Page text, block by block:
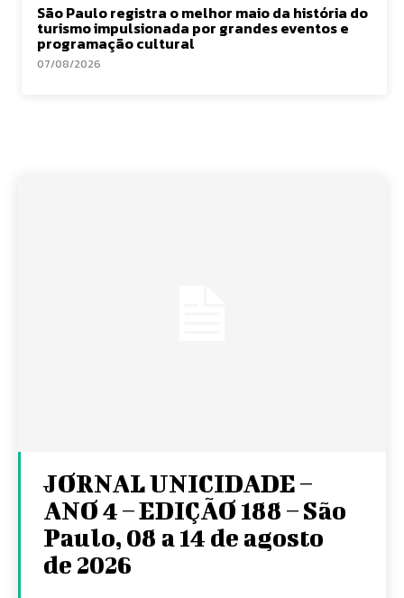
São Paulo registra o melhor maio da história do
turismo impulsionada por grandes eventos e
programação cultural
07/08/2026
JORNAL UNICIDADE –
ANO 4 – EDIÇÃO 188 – São
Paulo, 08 a 14 de agosto
de 2026